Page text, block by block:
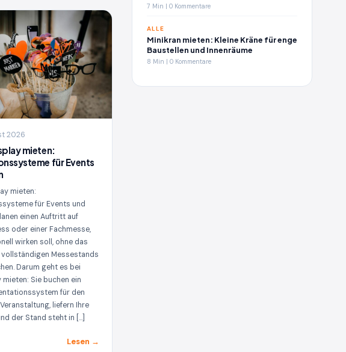
2026
mieten:
für Events
mieten:
für Events und
einen Auftritt auf
oder einer Fachmesse,
wirken soll, ohne das
Messestands
Darum geht es bei
Sie buchen ein
für den
liefern Ihre
der Stand steht in […]
Lesen →
7 Min | 0 Kommentare
ALLE
Minikran mieten: Kleine Kräne für enge
Baustellen und Innenräume
8 Min | 0 Kommentare